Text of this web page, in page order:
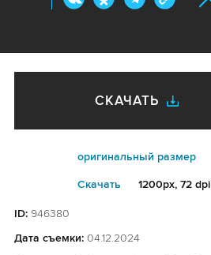
СКАЧАТЬ
оригинальный размер
Cкачать 1200px, 72 dpi
ID: 946380
Дата съемки: 04.12.2024